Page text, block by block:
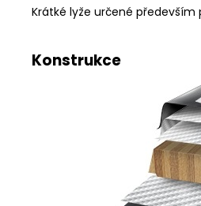
Krátké lyže určené především
Konstrukce